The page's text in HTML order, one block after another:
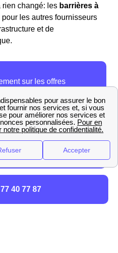
rien changé: les barrières à
les autres fournisseurs
et de
40 77 87